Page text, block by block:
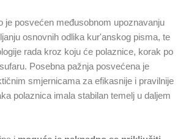
je posvećen međusobnom upoznavanju
osnovnih odlika kur'anskog pisma, te
rada kroz koju će polaznice, korak po
Posebna pažnja posvećena je
smjernicama za efikasnije i pravilnije
polaznica imala stabilan temelj u daljem